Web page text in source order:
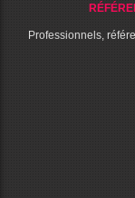
Professionnels,